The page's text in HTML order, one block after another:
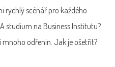
rychlý scénář pro každého
studium na Business Institutu?
mnoho odřenin. Jak je ošetřit?